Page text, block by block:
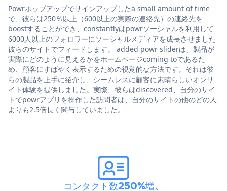
Powrポップアップでサインアップしたa small amount of time
で、彼らは250％以上（600以上の実際の連絡先）の連絡先を
boostすることができ、constantlyはpowrソーシャルを利用して
6000人以上のフォロワーにソーシャルメディアを成長させました
彼らのサイトでフィードします。 added powr sliderは、製品が
実際にどのように見えるかをホームページcoming toであるた
め、顧客にすばやく表示するための視覚的な方法です。それは彼
らの製品を上手に紹介し、シームレスに顧客に素晴らしいオンサ
イト体験を提供しました。実際、彼らはdiscovered、自分のサイ
トでpowrアプリを操作した訪問者は、自分のサイトの他のどの人
よりも2.5倍長く関与していました。
コンタクト数250%増。